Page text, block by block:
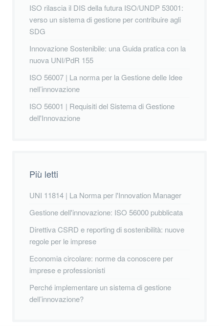
ISO rilascia il DIS della futura ISO/UNDP 53001:
verso un sistema di gestione per contribuire agli
SDG
Innovazione Sostenibile: una Guida pratica con la
nuova UNI/PdR 155
ISO 56007 | La norma per la Gestione delle Idee
nell’innovazione
ISO 56001 | Requisiti del Sistema di Gestione
dell'Innovazione
Più letti
UNI 11814 | La Norma per l'Innovation Manager
Gestione dell'innovazione: ISO 56000 pubblicata
Direttiva CSRD e reporting di sostenibilità: nuove
regole per le imprese
Economia circolare: norme da conoscere per
imprese e professionisti
Perché implementare un sistema di gestione
dell’innovazione?